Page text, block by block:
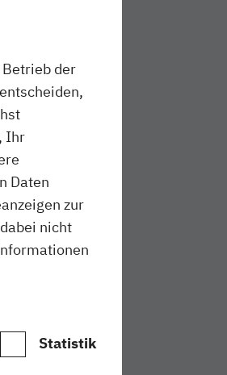
der
Ihr
Daten
zur
nicht
Statistik